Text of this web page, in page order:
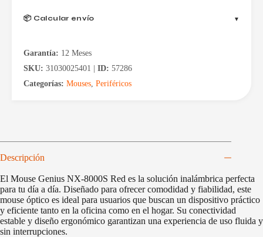
📦 Calcular envío
Garantía: 12 Meses
SKU: 31030025401 | ID: 57286
Categorías: Mouses Periféricos
Descripción
El Mouse Genius NX-8000S Red es la solución inalámbrica perfecta
para tu día a día. Diseñado para ofrecer comodidad y fiabilidad, este
mouse óptico es ideal para usuarios que buscan un dispositivo práctico
y eficiente tanto en la oficina como en el hogar. Su conectividad
estable y diseño ergonómico garantizan una experiencia de uso fluida y
sin interrupciones.